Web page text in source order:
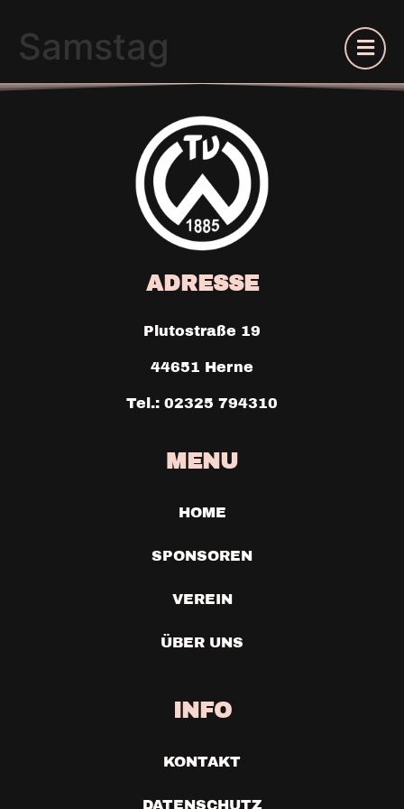
Samstag
ADRESSE
Plutostraße 19
44651 Herne
Tel.: 02325 794310
MENU
HOME
SPONSOREN
VEREIN
ÜBER UNS
INFO
KONTAKT
DATENSCHUTZ